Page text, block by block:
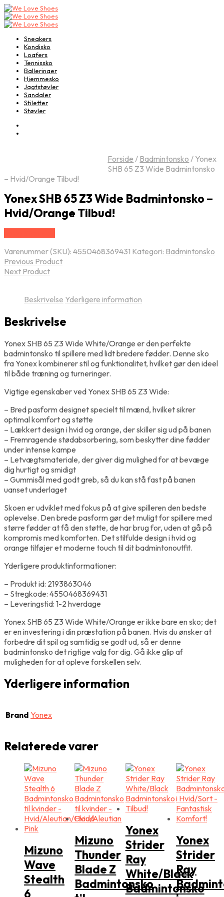
Sneakers
Kondisko
Loafers
Tennissko
Ballerinaer
Hjemmesko
Jagtstøvler
Sandaler
Stiletter
Støvler
Forside / Badmintonsko / Yonex
SHB 65 Z3 Wide Badmintonsko
– Hvid/Orange Tilbud!
Yonex SHB 65 Z3 Wide Badmintonsko –
Hvid/Orange Tilbud!
Varenummer (SKU): 4550468369431 Kategori: Badmintonsko
Previous Product
Next Product
Beskrivelse Yderligere information
Beskrivelse
Yonex SHB 65 Z3 Wide White/Orange er den perfekte
badmintonsko til spillere med lidt bredere fødder. Denne sko
fra Yonex kombinerer stil og funktionalitet, hvilket gør den ideel
til både træning og turneringer.
Vigtige egenskaber ved Yonex SHB 65 Z3 Wide:
– Bred pasform designet specielt til mænd, hvilket sikrer
optimal komfort og støtte
– Lækkert design i hvid og orange, der skiller sig ud på banen
– Fremragende stødabsorbering, som beskytter dine fødder
under intense kampe
– Letvægtsmateriale, der giver dig mulighed for at bevæge
dig hurtigt og smidigt
– Gummisål med godt greb, så du kan stå fast på banen
uanset underlaget
Skoen er udviklet med fokus på at give spilleren den bedste
oplevelse. Den brede pasform gør det muligt for spillere med
større fødder at få den støtte, de har brug for, uden at gå på
kompromis med komforten. Det stilfulde design i hvid og
orange tilføjer et moderne touch til dit badmintonoutfit.
Yderligere produktinformationer:
– Produkt id: 2193863046
– Stregkode: 4550468369431
– Leveringstid: 1-2 hverdage
Yonex SHB 65 Z3 Wide White/Orange er ikke bare en sko; det
er en investering i din præstation på banen. Hvis du ønsker at
forbedre dit spil og samtidig se godt ud, så er denne
badmintonsko det rigtige valg for dig. Gå ikke glip af
muligheden for at opleve forskellen selv.
Yderligere information
Brand Yonex
Relaterede varer
Mizuno
Wave
Stealth
6
Mizuno
Thunder
Blade Z
Badmintonsko
Yonex
Strider
Ray
White/Black
Badmintonsko
Yonex
Strider
Ray